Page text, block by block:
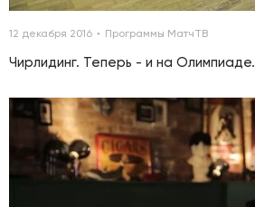
12 декабря 2016 Программы МатчТВ
Чирлидинг. Теперь - и на Олимпиаде.